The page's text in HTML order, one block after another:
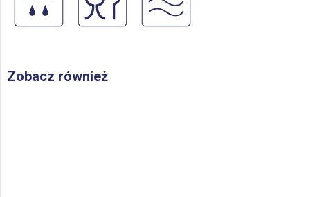
Zobacz również